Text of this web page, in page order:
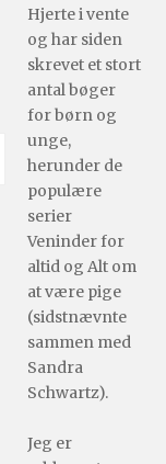
Hjerte i vente
og har siden
skrevet et stort
antal bøger
for børn og
unge,
herunder de
populære
serier
Veninder for
altid og Alt om
at være pige
(sidstnævnte
sammen med
Sandra
Schwartz).
Jeg er